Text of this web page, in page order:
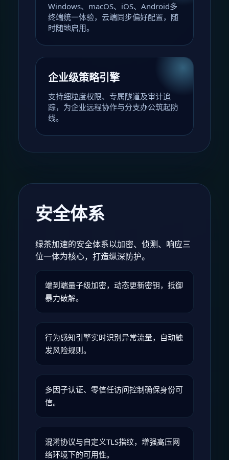
Windows、macOS、iOS、Android多
终端统一体验，云端同步偏好配置，随
时随地启用。
企业级策略引擎
支持细粒度权限、专属隧道及审计追
踪，为企业远程协作与分支办公筑起防
线。
安全体系
绿茶加速的安全体系以加密、侦测、响应三
位一体为核心，打造纵深防护。
端到端量子级加密，动态更新密钥，抵御
暴力破解。
行为感知引擎实时识别异常流量，自动触
发风险规则。
多因子认证、零信任访问控制确保身份可
信。
混淆协议与自定义TLS指纹，增强高压网
络环境下的可用性。